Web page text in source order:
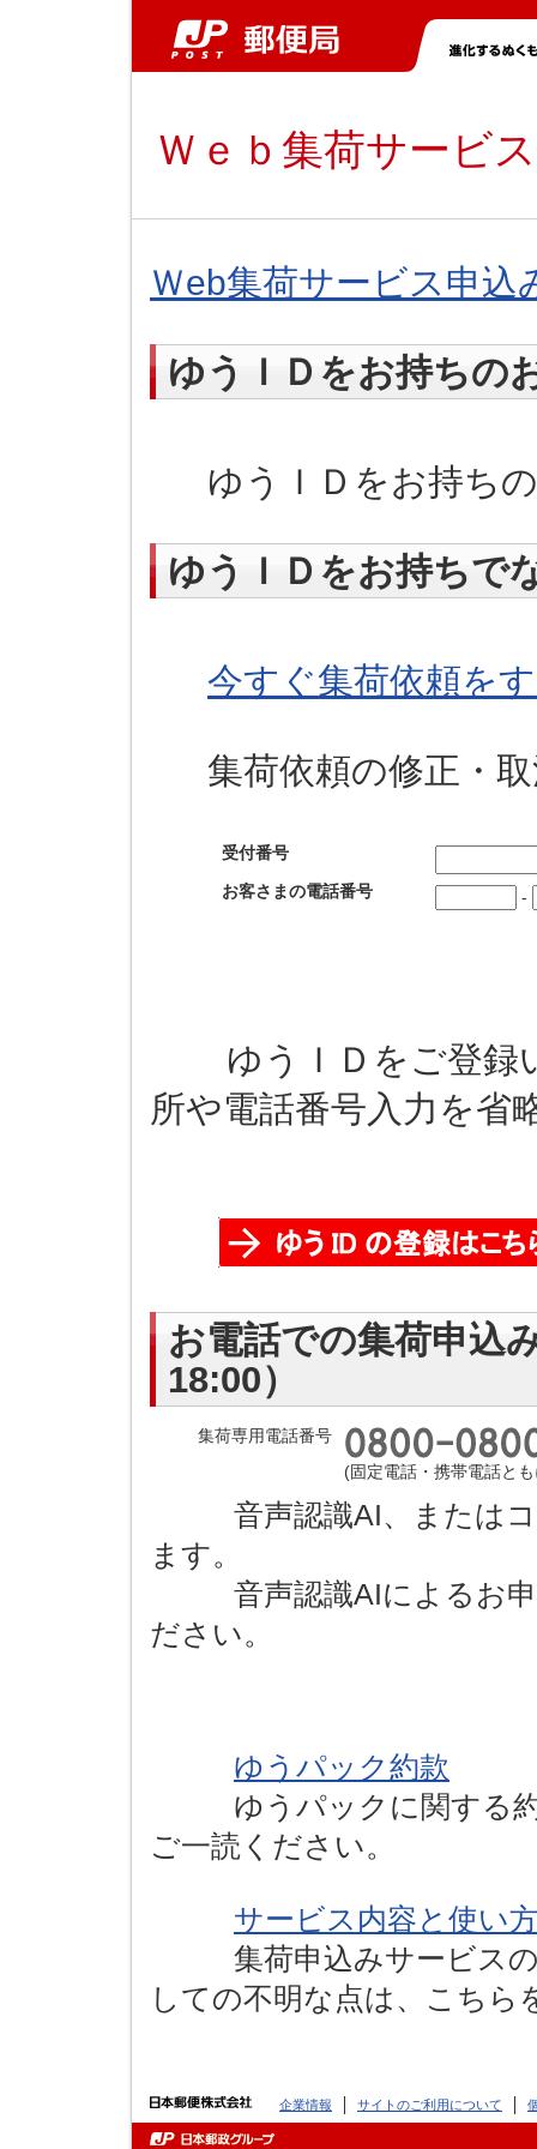
Ｗｅｂ集荷サービ
Ｗeb集荷サービス申
ゆうＩＤをお持ちの
ゆうＩＤをお持ちの
ゆうＩＤをお持ちで
今すぐ集荷依頼を
集荷依頼の修正・取
受付番号
お客さまの電話番号
-
ゆうＩＤをご登録
所や電話番号入力を省
お電話での集荷申込
18:00）
集荷専用電話番号
(固定電話・携帯電話と
音声認識AI、またはコ
ます。
音声認識AIによるお申
ださい。
ゆうパック約款
ゆうパックに関する約
ご一読ください。
サービス内容と使い
集荷申込みサービスの
しての不明な点は、こちら
企業情報 サイトのご利用について